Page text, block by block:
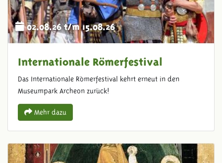
02.08.26 t/m 15.08.26
Internationale Römerfestival
Das Internationale Römerfestival kehrt erneut in den
Museumpark Archeon zurück!
Mehr dazu